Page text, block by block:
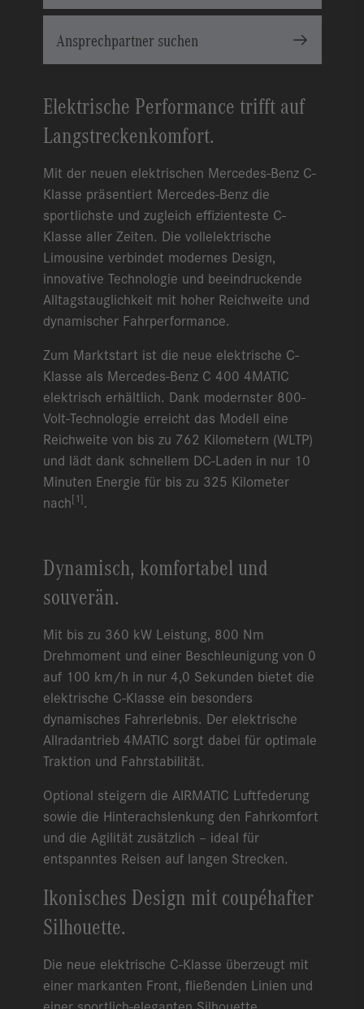
Ansprechpartner suchen
Elektrische Performance trifft auf
Langstreckenkomfort.
Mit der neuen elektrischen Mercedes-Benz C-
Klasse präsentiert Mercedes-Benz die
sportlichste und zugleich effizienteste C-
Klasse aller Zeiten. Die vollelektrische
Limousine verbindet modernes Design,
innovative Technologie und beeindruckende
Alltagstauglichkeit mit hoher Reichweite und
dynamischer Fahrperformance.
Zum Marktstart ist die neue elektrische C-
Klasse als Mercedes-Benz C 400 4MATIC
elektrisch erhältlich. Dank modernster 800-
Volt-Technologie erreicht das Modell eine
Reichweite von bis zu 762 Kilometern (WLTP)
und lädt dank schnellem DC-Laden in nur 10
Minuten Energie für bis zu 325 Kilometer
nach[1].
Dynamisch, komfortabel und
souverän.
Mit bis zu 360 kW Leistung, 800 Nm
Drehmoment und einer Beschleunigung von 0
auf 100 km/h in nur 4,0 Sekunden bietet die
elektrische C-Klasse ein besonders
dynamisches Fahrerlebnis. Der elektrische
Allradantrieb 4MATIC sorgt dabei für optimale
Traktion und Fahrstabilität.
Optional steigern die AIRMATIC Luftfederung
sowie die Hinterachslenkung den Fahrkomfort
und die Agilität zusätzlich – ideal für
entspanntes Reisen auf langen Strecken.
Ikonisches Design mit coupéhafter
Silhouette.
Die neue elektrische C-Klasse überzeugt mit
einer markanten Front, fließenden Linien und